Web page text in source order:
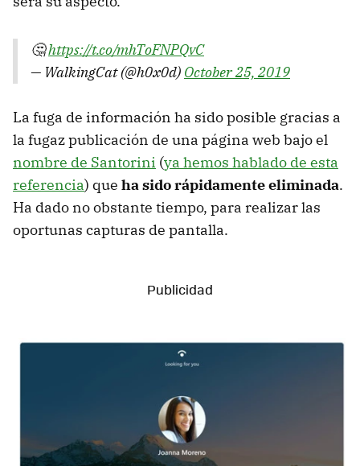
🤔https://t.co/mhToFNPQvC
— WalkingCat (@h0x0d) October 25, 2019
La fuga de información ha sido posible gracias a
la fugaz publicación de una página web bajo el
nombre de Santorini (ya hemos hablado de esta
referencia) que ha sido rápidamente eliminada.
Ha dado no obstante tiempo, para realizar las
oportunas capturas de pantalla.